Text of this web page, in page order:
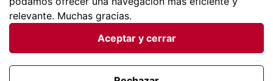
Condiciones generales |Privacidad de datos | Política
relevante. Muchas gracias.
Aceptar y cerrar